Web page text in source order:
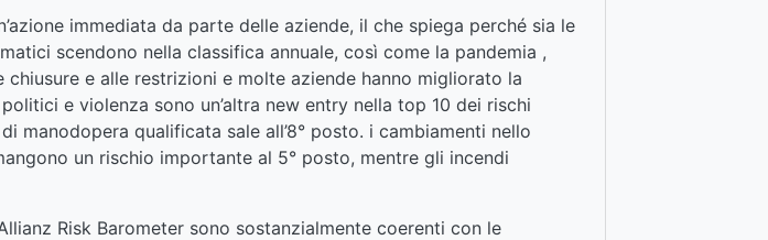
immediata da parte delle aziende, il che spiega perché sia le
scendono nella classifica annuale, così come la pandemia ,
e alle restrizioni e molte aziende hanno migliorato la
e violenza sono un’altra new entry nella top 10 dei rischi
manodopera qualificata sale all’8° posto. i cambiamenti nello
un rischio importante al 5° posto, mentre gli incendi
Risk Barometer sono sostanzialmente coerenti con le